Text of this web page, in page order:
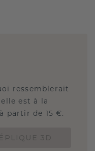
ressemblerait
est à la
partir de 15 €.